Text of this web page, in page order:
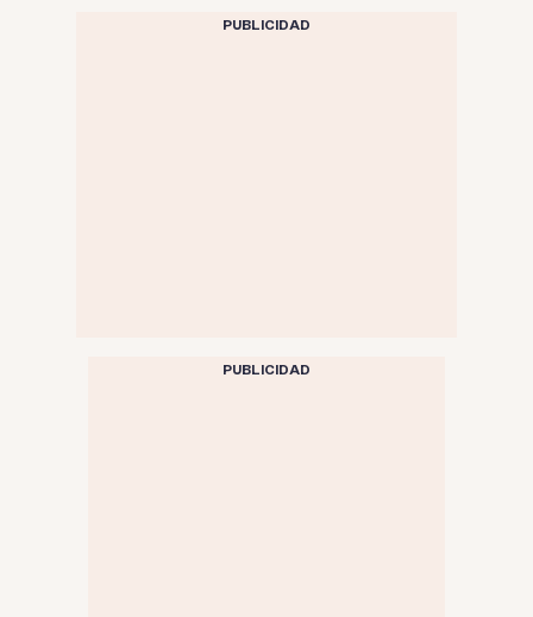
PUBLICIDAD
PUBLICIDAD